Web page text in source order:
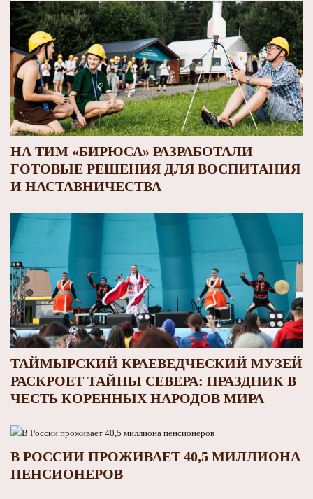
НА ТИМ «БИРЮСА» РАЗРАБОТАЛИ
ГОТОВЫЕ РЕШЕНИЯ ДЛЯ ВОСПИТАНИЯ
И НАСТАВНИЧЕСТВА
ТАЙМЫРСКИЙ КРАЕВЕДЧЕСКИЙ МУЗЕЙ
РАСКРОЕТ ТАЙНЫ СЕВЕРА: ПРАЗДНИК В
ЧЕСТЬ КОРЕННЫХ НАРОДОВ МИРА
В РОССИИ ПРОЖИВАЕТ 40,5 МИЛЛИОНА
ПЕНСИОНЕРОВ